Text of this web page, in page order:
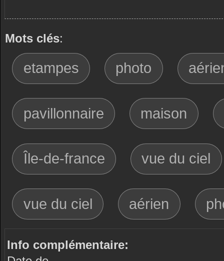
Mots clés:
etampes photo
pavillonnaire maison
Île-de-france vue du ciel
vue du ciel aérien
Info complémentaire: